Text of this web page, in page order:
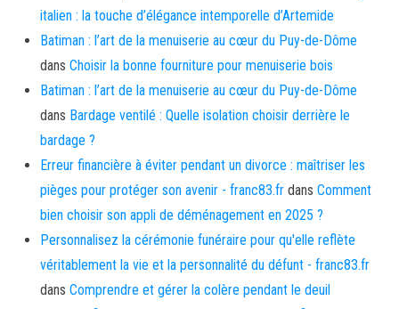
italien : la touche d’élégance intemporelle d’Artemide
Batiman : l’art de la menuiserie au cœur du Puy-de-Dôme
dans Choisir la bonne fourniture pour menuiserie bois
Batiman : l’art de la menuiserie au cœur du Puy-de-Dôme
dans Bardage ventilé : Quelle isolation choisir derrière le
bardage ?
Erreur financière à éviter pendant un divorce : maîtriser les
pièges pour protéger son avenir - franc83.fr dans Comment
bien choisir son appli de déménagement en 2025 ?
Personnalisez la cérémonie funéraire pour qu'elle reflète
véritablement la vie et la personnalité du défunt - franc83.fr
dans Comprendre et gérer la colère pendant le deuil